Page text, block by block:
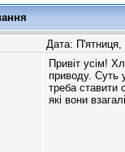
Дата:
Привіт усім!
приводу. Суть
треба ставити
які вони